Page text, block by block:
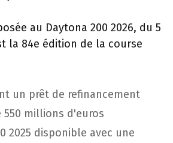
au Daytona 200 2026, du 5
la 84e édition de la course
un prêt de refinancement
millions d'euros
2025 disponible avec une